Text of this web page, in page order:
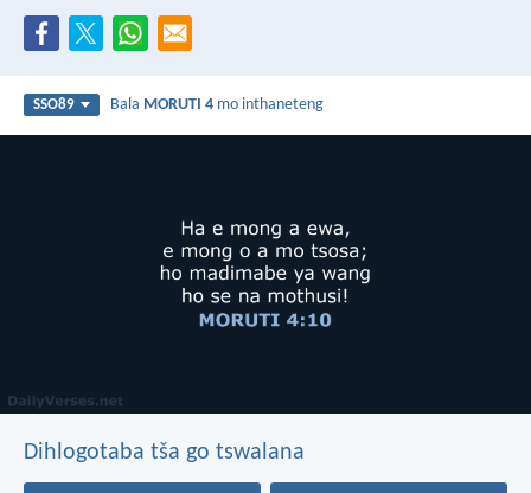
SSO89 Bala MORUTI 4 mo inthaneteng
Dihlogotaba tša go tswalana